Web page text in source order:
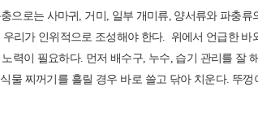
으로는 사마귀, 거미, 일부 개미류, 양서류와 파충
리가 인위적으로 조성해야 한다. 위에서 언급한 바
력이 필요하다. 먼저 배수구, 누수, 습기 관리를 잘
물 찌꺼기를 흘릴 경우 바로 쓸고 닦아 치운다. 뚜